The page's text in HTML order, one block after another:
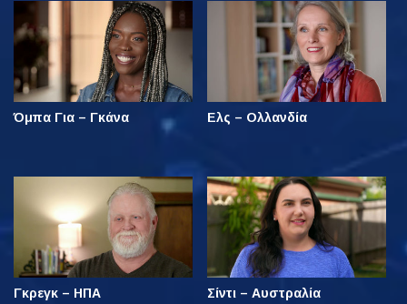
Όμπα Για – Γκάνα Ελς – Ολλανδία
Γκρεγκ – ΗΠΑ Σίντι – Αυστραλία